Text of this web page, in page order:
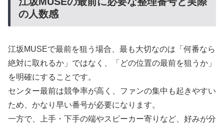
の人数感
江坂MUSEで最前を狙う場合、最も大切なのは「何番なら
絶対に取れるか」ではなく、「どの位置の最前を狙うか」
を明確にすることです。
センター最前は競争率が高く、ファンの集中も起きやすい
ため、かなり早い番号が必要になります。
一方で、上手・下手の端やスピーカー寄りなど、好みが分